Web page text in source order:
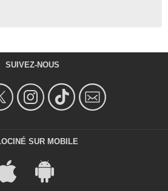
SUIVEZ-NOUS
SUR MOBILE